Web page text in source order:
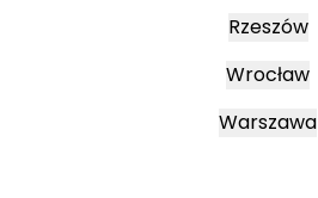
Rzeszów
Wrocław
Warszawa